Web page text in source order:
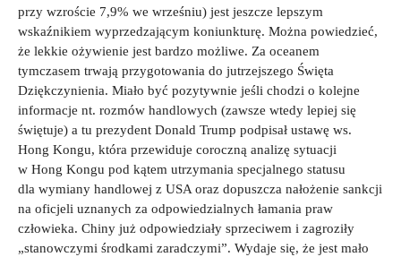
przy wzroście 7,9% we wrześniu) jest jeszcze lepszym
wskaźnikiem wyprzedzającym koniunkturę. Można powiedzieć,
że lekkie ożywienie jest bardzo możliwe. Za oceanem
tymczasem trwają przygotowania do jutrzejszego Święta
Dziękczynienia. Miało być pozytywnie jeśli chodzi o kolejne
informacje nt. rozmów handlowych (zawsze wtedy lepiej się
świętuje) a tu prezydent Donald Trump podpisał ustawę ws.
Hong Kongu, która przewiduje coroczną analizę sytuacji
w Hong Kongu pod kątem utrzymania specjalnego statusu
dla wymiany handlowej z USA oraz dopuszcza nałożenie sankcji
na oficjeli uznanych za odpowiedzialnych łamania praw
człowieka. Chiny już odpowiedziały sprzeciwem i zagroziły
„stanowczymi środkami zaradczymi”. Wydaje się, że jest mało